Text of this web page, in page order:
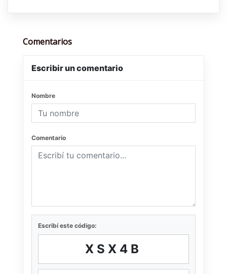
Comentarios
Escribir un comentario
Nombre
Comentario
Escribí este código:
XSX4B